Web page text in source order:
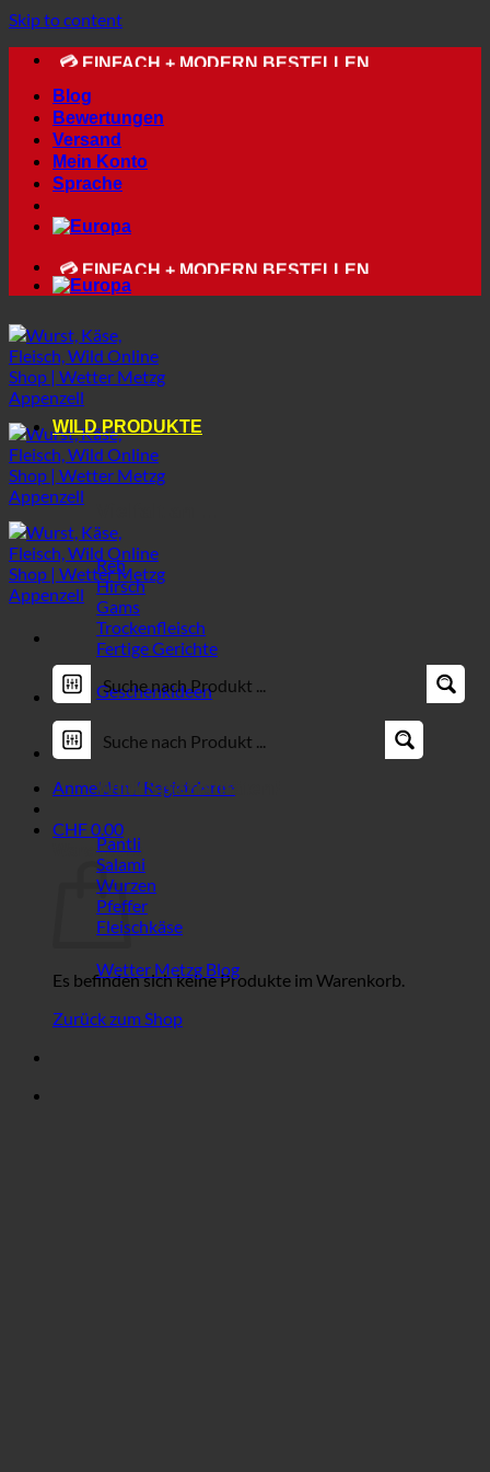
Skip to content🔆 APPENZELLER SPEZIALITÄTEN
⛰ WILD PRODUKTE AB 1000 M SEEHÖHE
Blog
Bewertungen
Versand
Mein Konto
Sprache
📦 VERSAND AB NUR 5.90
🔆 APPENZELLER SPEZIALITÄTEN
💳 EINFACH + MODERN BESTELLEN
Anmelden / Registrieren
CHF0.00
Warenkorb
Es befinden sich keine Produkte im Warenkorb.
Zurück zum Shop
WILD PRODUKTE
Reh
Hirsch
Gams
Trockenfleisch
Fertige Gerichte
Geschenkideen
Wild Spezialitäten!
Pantli
Salami
Wurzen
Pfeffer
Fleischkäse
Wetter Metzg Blog